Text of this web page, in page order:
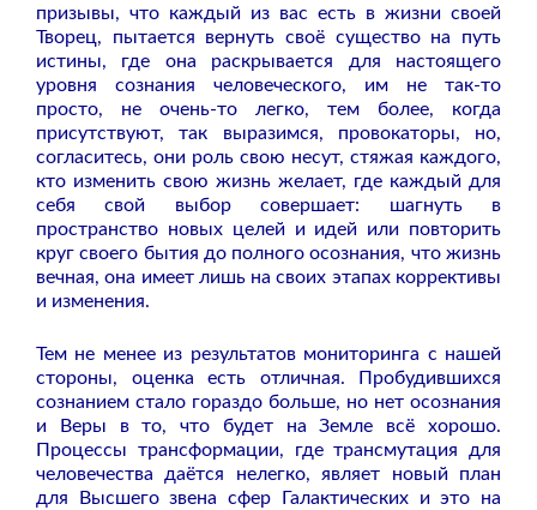
призывы, что каждый из вас есть в жизни своей
Творец, пытается вернуть своё существо на путь
истины, где она раскрывается для настоящего
уровня сознания человеческого, им не так-то
просто, не очень-то легко, тем более, когда
присутствуют, так выразимся, провокаторы, но,
согласитесь, они роль свою несут, стяжая каждого,
кто изменить свою жизнь желает, где каждый для
себя свой выбор совершает: шагнуть в
пространство новых целей и идей или повторить
круг своего бытия до полного осознания, что жизнь
вечная, она имеет лишь на своих этапах коррективы
и изменения.
Тем не менее из результатов мониторинга с нашей
стороны, оценка есть отличная. Пробудившихся
сознанием стало гораздо больше, но нет осознания
и Веры в то, что будет на Земле всё хорошо.
Процессы трансформации, где трансмутация для
человечества даётся нелегко, являет новый план
для Высшего звена сфер Галактических и это на